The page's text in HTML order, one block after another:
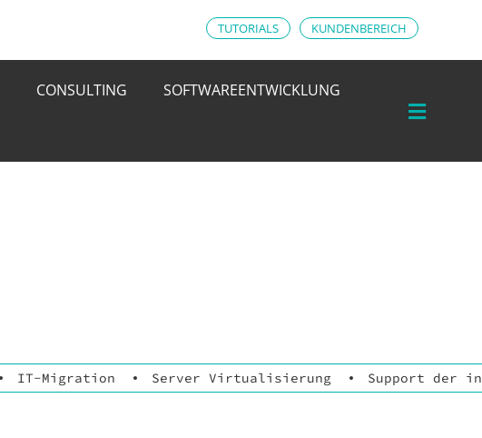
TUTORIALS KUNDENBEREICH
CONSULTING SOFTWAREENTWICKLUNG
IT-Migration Server Virtualisierung Support der